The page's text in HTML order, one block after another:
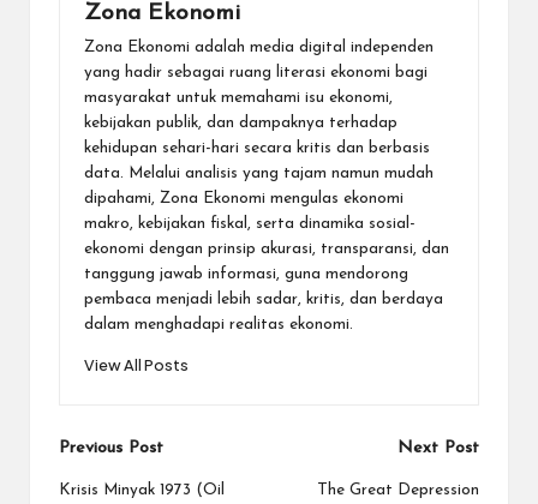
Zona Ekonomi
Zona Ekonomi adalah media digital independen
yang hadir sebagai ruang literasi ekonomi bagi
masyarakat untuk memahami isu ekonomi,
kebijakan publik, dan dampaknya terhadap
kehidupan sehari-hari secara kritis dan berbasis
data. Melalui analisis yang tajam namun mudah
dipahami, Zona Ekonomi mengulas ekonomi
makro, kebijakan fiskal, serta dinamika sosial-
ekonomi dengan prinsip akurasi, transparansi, dan
tanggung jawab informasi, guna mendorong
pembaca menjadi lebih sadar, kritis, dan berdaya
dalam menghadapi realitas ekonomi.
View All Posts
Post
navigation
Previous Post
Krisis Minyak 1973 (Oil
Next Post
The Great Depression